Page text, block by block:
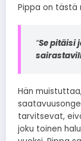
Pippa on tästä
“Se pitäisi
Hän
tarvitsevat,
joku toinen